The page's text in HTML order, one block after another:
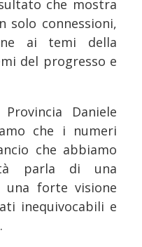
che mostra
solo connessioni,
ai temi della
del progresso e
Daniele
che i numeri
che abbiamo
parla di una
una forte visione
inequivocabili e